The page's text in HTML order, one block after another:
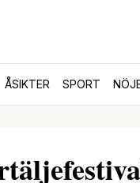
ÅSIKTER SPORT